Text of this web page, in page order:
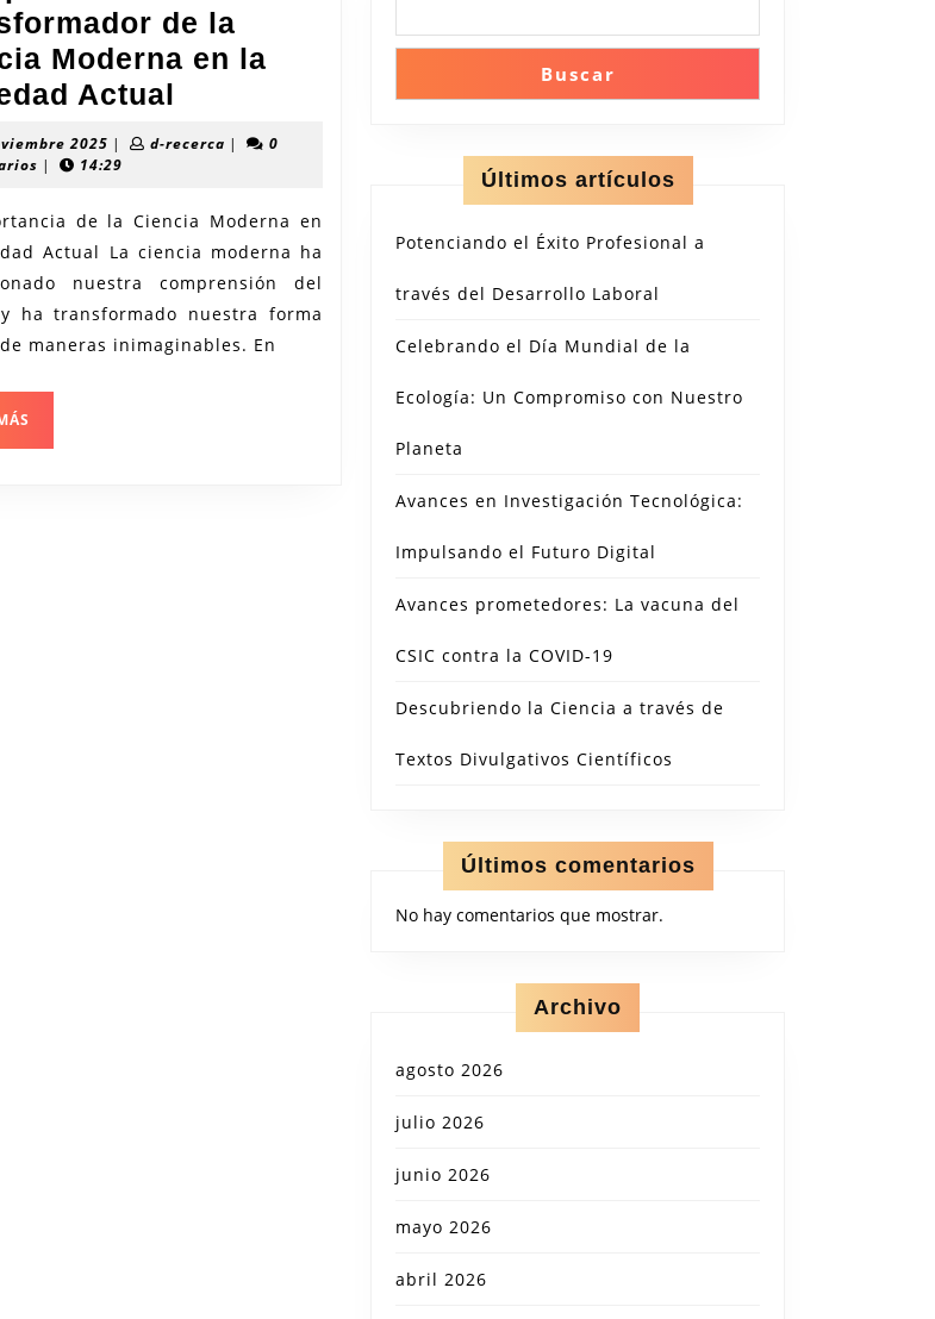
de la
Moderna en la
Actual
Impacto
la
Ciencia
Moderna
en
2025 17
noviembre
| d-recerca d-|
0
| 14:29
de la Ciencia Moderna en
Actual La ciencia moderna ha
nuestra comprensión del
ha transformado nuestra forma
maneras inimaginables. En
Buscar
Últimos artículos
Potenciando el Éxito Profesional a
través del Desarrollo Laboral
Celebrando el Día Mundial de la
Ecología: Un Compromiso con Nuestro
Planeta
Avances en Investigación Tecnológica:
Impulsando el Futuro Digital
Avances prometedores: La vacuna del
CSIC contra la COVID-19
Descubriendo la Ciencia a través de
Textos Divulgativos Científicos
Últimos comentarios
No hay comentarios que mostrar.
Archivo
agosto 2026
julio 2026
junio 2026
mayo 2026
abril 2026